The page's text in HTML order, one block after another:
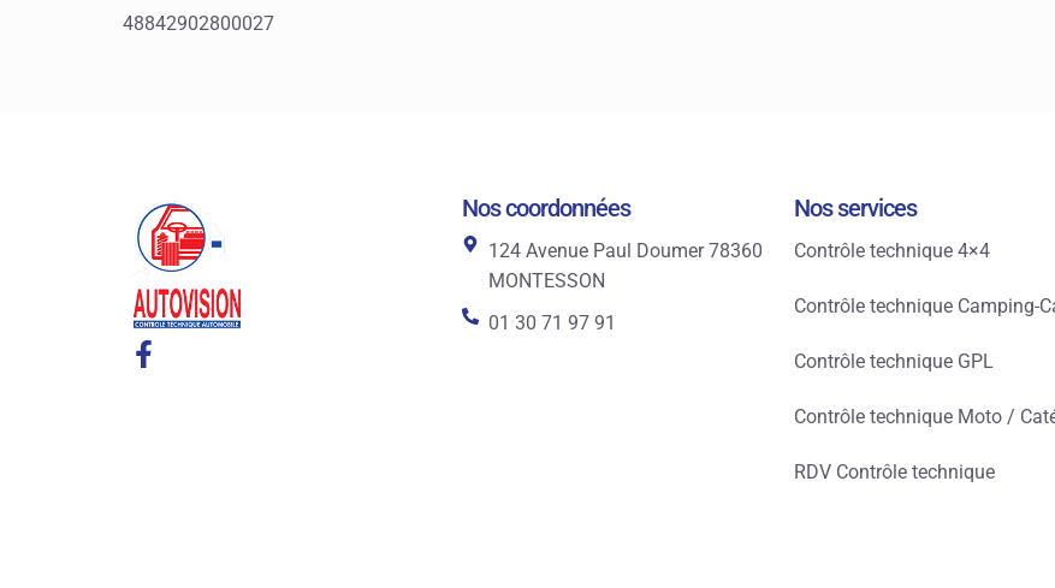
48842902800027
Nos coordonnées
124 Avenue Paul Doumer 78360
MONTESSON
01 30 71 97 91
Nos services
Contrôle technique 4×4
Contrôle technique Camping-
Contrôle technique GPL
Contrôle technique Moto /
RDV Contrôle technique